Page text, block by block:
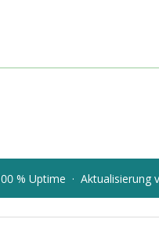
% Uptime · Aktualisierung